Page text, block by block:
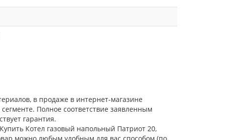
в продаже в интернет-магазине
Полное соответствие заявленным
гарантия.
Котел газовый напольный Патриот 20,